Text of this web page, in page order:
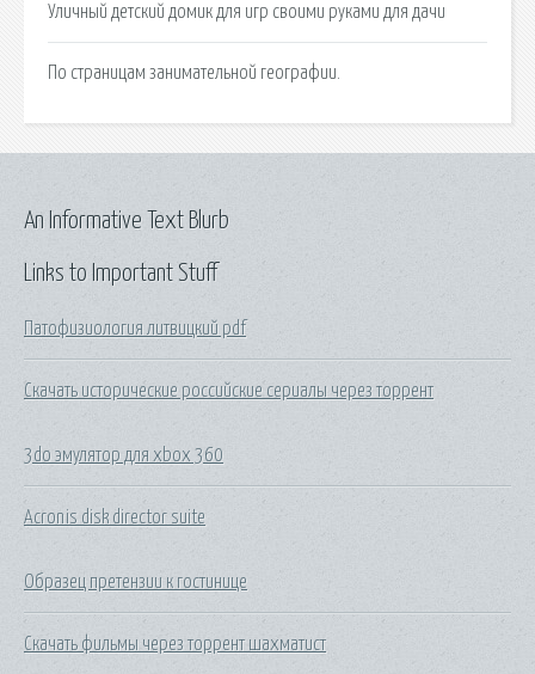
Уличный детский домик для игр своими руками для дачи
По страницам занимательной географии.
Links to Important Stuff
Патофизиология литвицкий pdf
Скачать исторические российские сериалы через торрент
3do эмулятор для xbox 360
Acronis disk director suite
Образец претензии к гостинице
Скачать фильмы через торрент шахматист
An Informative Text Blurb